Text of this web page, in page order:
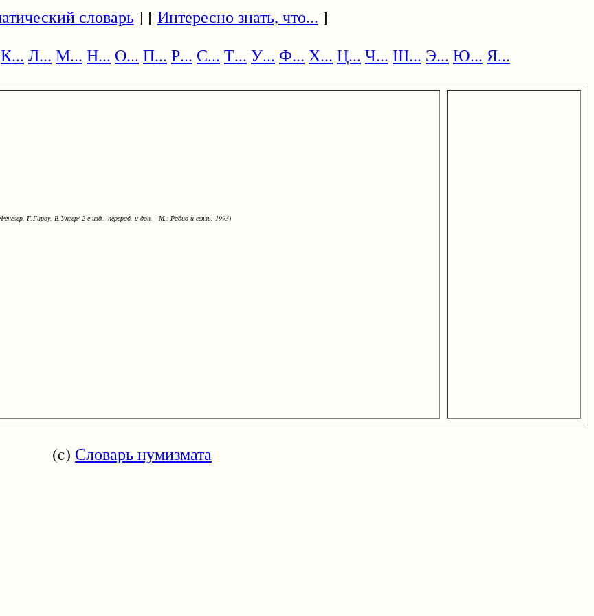
словарь] [Интересно знать, что... ]
К... Л... М... Н... О... П... Р... С... Т... У... Ф... Х... Ц... Ч... Ш... Э... Ю... Я...
Г.Гироу, В.Унгер/ 2-е изд., перераб. и доп. - М.: Радио и связь, 1993)
(c) Словарь нумизмата